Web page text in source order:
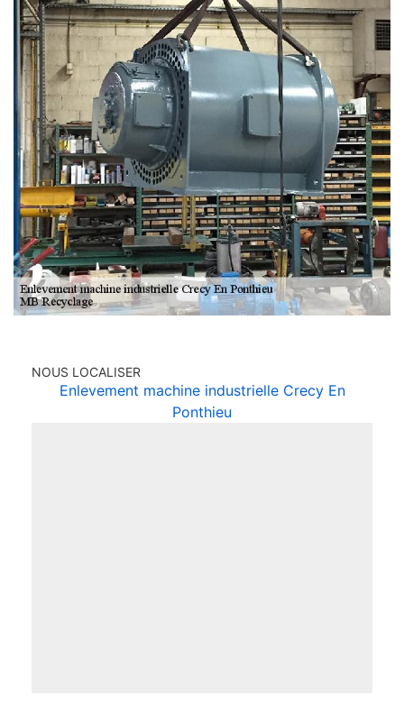
NOUS LOCALISER
Enlevement machine industrielle Crecy En
Ponthieu